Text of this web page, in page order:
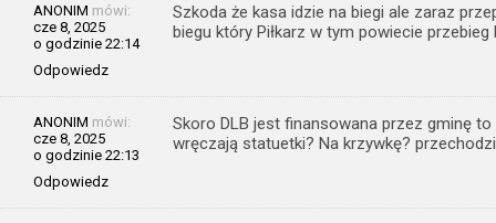
ANONIM mówi:
cze 8, 2025
o godzinie 22:14
Odpowiedz
Szkoda że kasa idzie na biegi ale zaraz
biegu który Piłkarz w tym powiecie przebieg
ANONIM mówi:
cze 8, 2025
o godzinie 22:13
Odpowiedz
Skoro DLB jest finansowana przez gminę
wręczają statuetki? Na krzywkę?